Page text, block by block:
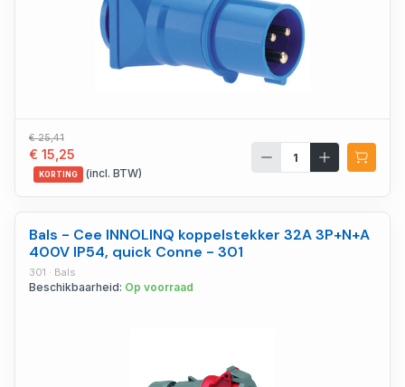
€ 25,41
€ 15,25
KORTING (incl. BTW)
Bals - Cee INNOLINQ koppelstekker 32A 3P+N+A
400V IP54, quick Conne - 301
301 · Bals
Beschikbaarheid: Op voorraad